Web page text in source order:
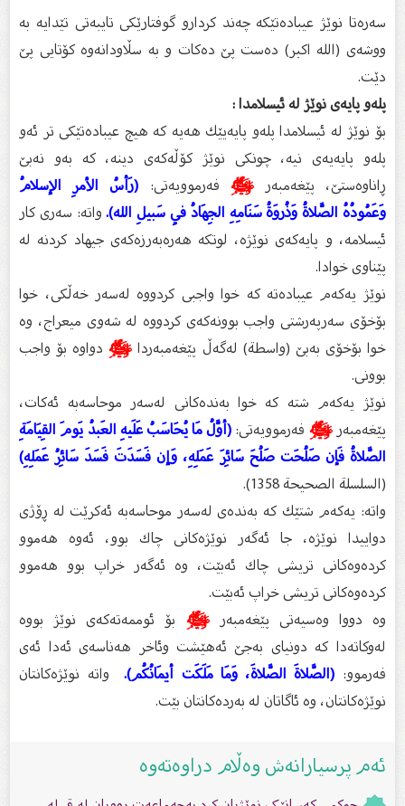
سەرەتا نوێژ عیبادەتێكە چەند كردارو گوفتارێكی تایبەتی تێدایە بە
ووشەی (الله اكبر) دەست پێ‌ دەكات و بە سڵاودانەوە كۆتایی پێ‌
دێت.
پلەو پایەی نوێژ لە ئیسلامدا :
بۆ نوێژ لە ئیسلامدا پلەو پایەیێك هەیە كە هیچ عیبادەتێكی تر ئەو
پلەو پایەیەی نیە، چونكی نوێژ كۆڵەكەی دینە، كە بەو نەبێ‌
ڕاناوەستێ‌، پێغەمبەرﷺفەرموویەتی:(رَأسُ الأمرِ الإسلامُ
وَعَمُودُهُ الصَّلاةُ وَذُروَةُ سَنَامِهِ الجِهَادُ فِي سَبيلِ الله).واتە: سەری كار
ئیسلامە، و پایەكەی نوێژە، لوتكە هەرەبەرزەكەی جیهاد كردنە لە
پێناوی خوادا.
نوێژ یەكەم عیبادەتە كە خوا واجبی كردووە لەسەر خەڵكی، خوا
بۆخۆی سەرپەرشتی واجب بوونەكەی كردووە لە شەوی میعراج، وە
خوا بۆخۆی بەبێ‌ (واسطة) لەگەڵ پێغەمبەرداﷺدواوە بۆ واجب
بوونی.
نوێژ یەكەم شتە كە خوا بەندەكانی لەسەر موحاسەبە ئەكات،
پێغەمبەرﷺفەرموویەتی:(أوَّلُ مَا يُحَاسَبُ عَلَيهِ العَبدُ يَومَ القِيَامَةِ
الصَّلاةُ فَإن صَلُحَت صَلُحَ سَائِرَ عَمَلِهِ، وَإن فَسَدَتَ فَسَدَ سَائِرُ عَمَلِهِ)
(السلسلة الصحيحة 1358).
واتە: یەكەم شتێك كە بەندەی لەسەر موحاسەبە ئەكرێت لە ڕۆژی
دواییدا نوێژە، جا ئەگەر نوێژەكانی چاك بوو، ئەوە هەموو
كردەوەكانی تریشی چاك ئەبێت، وە ئەگەر خراپ بوو هەموو
كردەوەكانی تریشی خراپ ئەبێت.
وە دووا وەسیەتی پێغەمبەرﷺبۆ ئوممەتەكەی نوێژ بووە
لەوكاتەدا كە دونیای بەجێ‌ ئەهێشت وئاخر هەناسەی ئەدا ئەی
فەرموو:(الصَّلاةَ الصَّلاةَ، وَمَا مَلَكَت أيمَانُكُم).واتە نوێژەكانتان
نوێژەكانتان، وە ئاگاتان لە بەردەكانتان بێت.
ئەم پرسیارانەش وەڵام دراوەتەوە